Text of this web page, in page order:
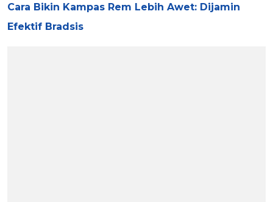
Cara Bikin Kampas Rem Lebih Awet: Dijamin
Efektif Bradsis